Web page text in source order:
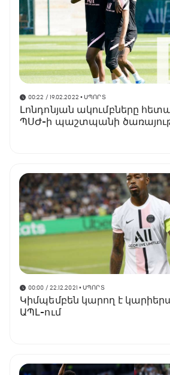
00:22 / 19.02.2022 • ՍՊՈՐՏ
Լոնդոնյան ակումբները
ՊՍԺ-ի պաշտպանի
00:00 / 22.12.2021 • ՍՊՈՐՏ
Կիմպեմբեն կարող է
ԱՊԼ-ում